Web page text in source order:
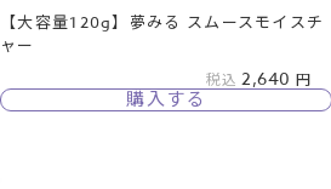
【大容量120g】夢みる スムースモイスチ
ャー
税込 2,640
購入する